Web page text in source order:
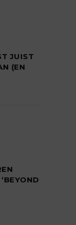
JUIST
(EN